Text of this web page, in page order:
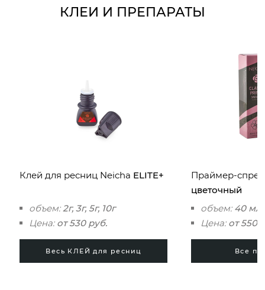
КЛЕИ И ПРЕПАРАТЫ
Клей для ресниц Neicha ELITE+
объем:2г, 3г, 5г, 10г
Цена: от 530 руб.
Весь КЛЕЙ для ресниц
Праймер-спрей
цветочный
объем: 40 мл
Цена: от 550
Все